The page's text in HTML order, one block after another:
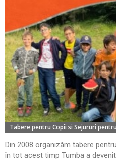
Tabere pentru Copii si Sejururi
Din 2008 organizăm tabere
în tot acest timp Tumba a